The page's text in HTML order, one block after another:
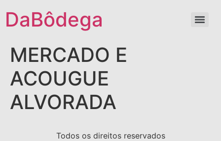
DaBôdega
MERCADO E
ACOUGUE
ALVORADA
Todos os direitos reservados